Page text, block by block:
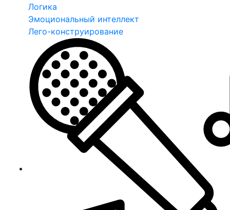
Логика
Эмоциональный интеллект
Лего-конструирование